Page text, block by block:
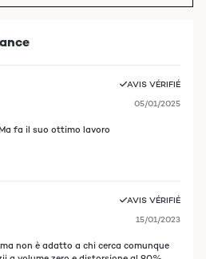
AVIS VÉRIFIÉ
05/01/2025
fa il suo ottimo lavoro
AVIS VÉRIFIÉ
15/01/2023
non è adatto a chi cerca comunque